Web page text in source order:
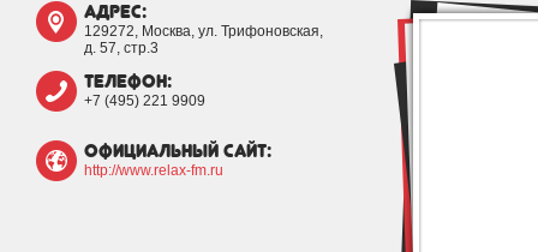
адрес:
129272, Москва, ул. Трифоновская,
д. 57, стр.3
телефон:
+7 (495) 221 9909
официальный сайт:
http://www.relax-fm.ru